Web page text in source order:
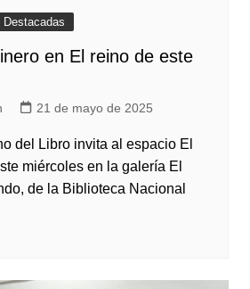
Destacadas
en El reino de este
21 de mayo de 2025
del Libro invita al espacio El
miércoles en la galería El
de la Biblioteca Nacional